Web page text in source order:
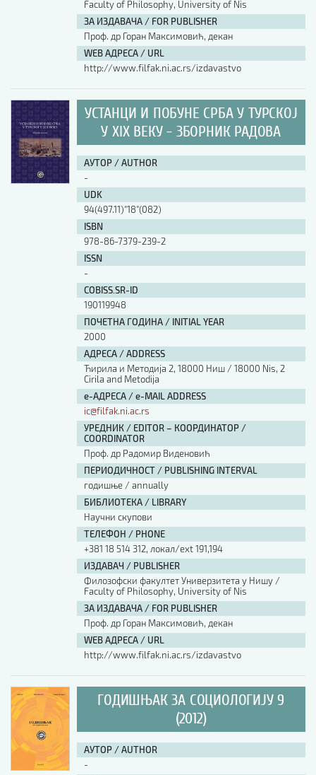
Faculty of Philosophy, University of Nis
ЗА ИЗДАВАЧА / FOR PUBLISHER
Проф. др Горан Максимовић, декан
WEB АДРЕСА / URL
http://www.filfak.ni.ac.rs/izdavastvo
УСТАНЦИ И ПОБУНЕ СРБА У ТУРСКОЈ
У XIX ВЕКУ - ЗБОРНИК РАДОВА
АУТОР / AUTHOR
-
UDK
94(497.11)"18"(082)
ISBN
978-86-7379-239-2
ISSN
-
COBISS.SR-ID
190119948
ПОЧЕТНА ГОДИНА / INITIAL YEAR
2000
АДРЕСА / ADDRESS
Ћирила и Методија 2, 18000 Ниш / 18000 Nis, 2
Cirila and Metodija
е-АДРЕСА / e-MAIL ADDRESS
ic@filfak.ni.ac.rs
УРЕДНИК / EDITOR – КООРДИНАТОР /
COORDINATOR
Проф. др Радомир Виденовић
ПЕРИОДИЧНОСТ / PUBLISHING INTERVAL
годишње / annually
БИБЛИОТЕКА / LIBRARY
Научни скупови
ТЕЛЕФОН / PHONE
+381 18 514 312, локал/ext 191,194
ИЗДАВАЧ / PUBLISHER
Филозофски факултет Универзитета у Нишу /
Faculty of Philosophy, University of Nis
ЗА ИЗДАВАЧА / FOR PUBLISHER
Проф. др Горан Максимовић, декан
WEB АДРЕСА / URL
http://www.filfak.ni.ac.rs/izdavastvo
ГОДИШЊАК ЗА СОЦИОЛОГИЈУ 9
(2012)
АУТОР / AUTHOR
-